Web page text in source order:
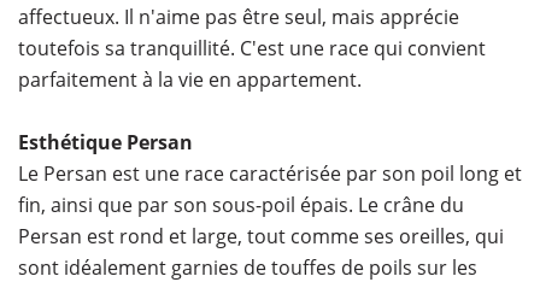
affectueux. Il n'aime pas être seul, mais apprécie
toutefois sa tranquillité. C'est une race qui convient
parfaitement à la vie en appartement.
Esthétique Persan
Le Persan est une race caractérisée par son poil long et
fin, ainsi que par son sous-poil épais. Le crâne du
Persan est rond et large, tout comme ses oreilles, qui
sont idéalement garnies de touffes de poils sur les